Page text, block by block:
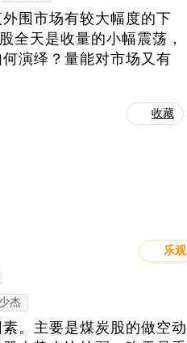
围市场有较大幅度的下
全天是收量的小幅震荡，
演绎？量能对市场又有
收藏
乐观
杰
。主要是煤炭股的做空动